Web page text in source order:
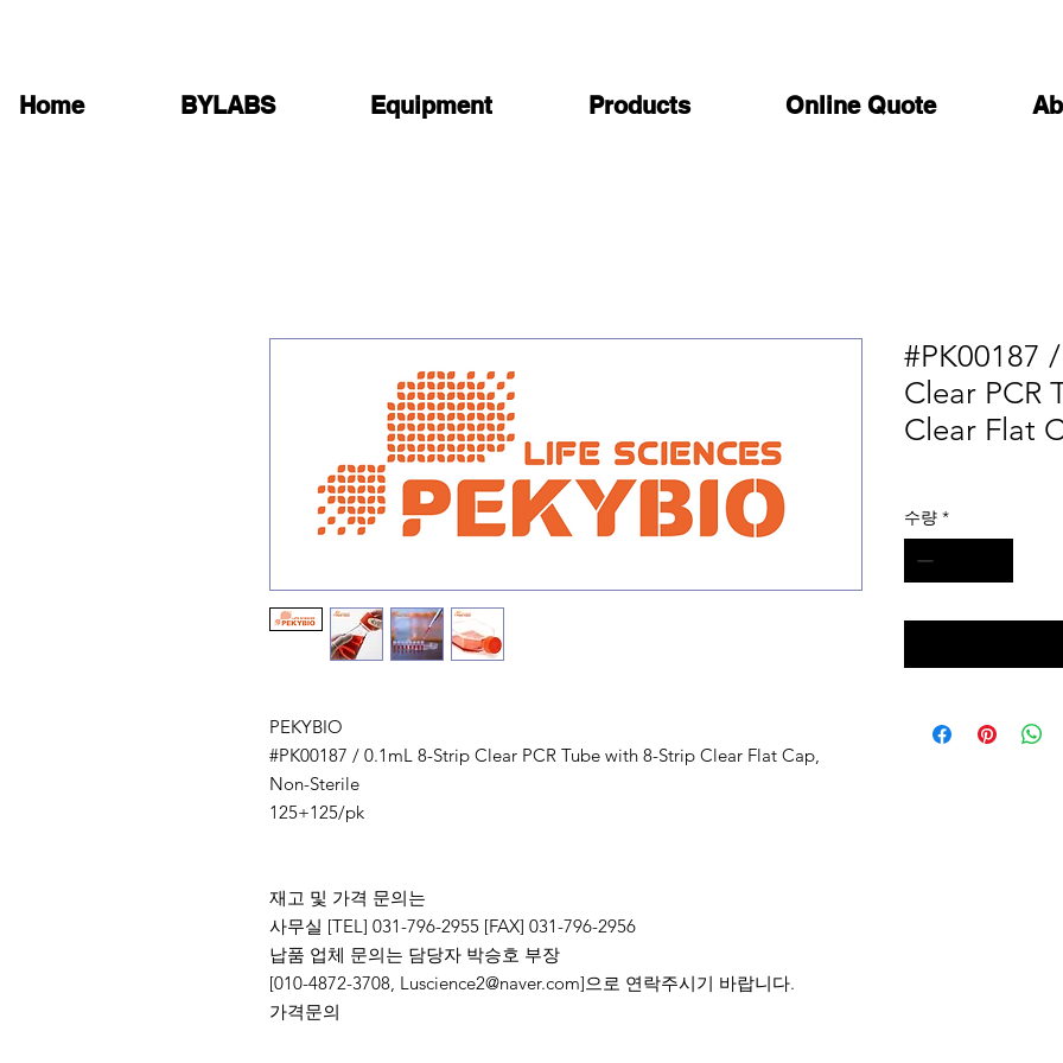
Home BYLABS Equipment Products Online Quote
PEKYBIO
#PK00187 / 0.1mL 8-Strip Clear PCR Tube with 8-Strip Clear Flat Cap,
Non-Sterile
125+125/pk
재고 및 가격 문의는
사무실 [TEL] 031-796-2955 [FAX] 031-796-2956
납품 업체 문의는 담당자 박승호 부장
[010-4872-3708, Luscience2@naver.com]으로 연락주시기 바랍니다.
가격문의
#PK00187
Clear PCR
Clear Flat
수량 *